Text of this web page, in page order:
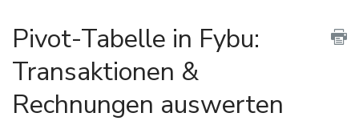
Pivot-Tabelle in Fybu:
Transaktionen &
Rechnungen auswerten